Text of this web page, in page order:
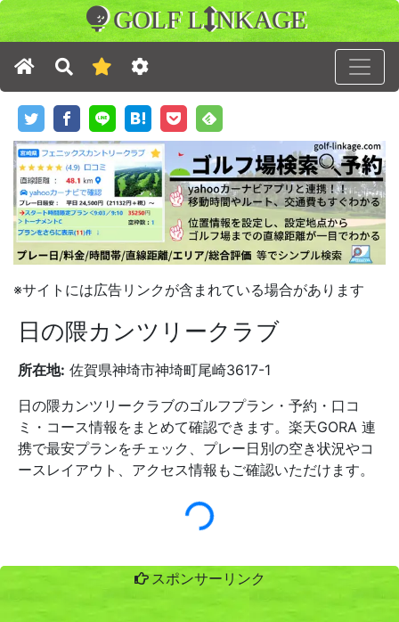
GOLF L NKAGE
※サイトには広告リンクが含まれている場合があります
日の隈カンツリークラブ
所在地: 佐賀県神埼市神埼町尾崎3617-1
日の隈カンツリークラブのゴルフプラン・予約・口コ
ミ・コース情報をまとめて確認できます。楽天GORA 連
携で最安プランをチェック、プレー日別の空き状況やコ
ースレイアウト、アクセス情報もご確認いただけます。
スポンサーリンク